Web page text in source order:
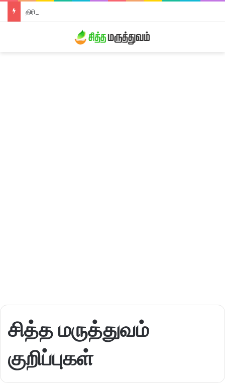
திரிபலா லேகியம்
சித்த மருத்துவம்
குறிப்புகள்